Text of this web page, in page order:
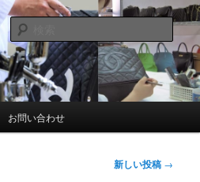
門店 スマイルリペ
ブログ
検
索
お問い合わせ
新しい投稿 →